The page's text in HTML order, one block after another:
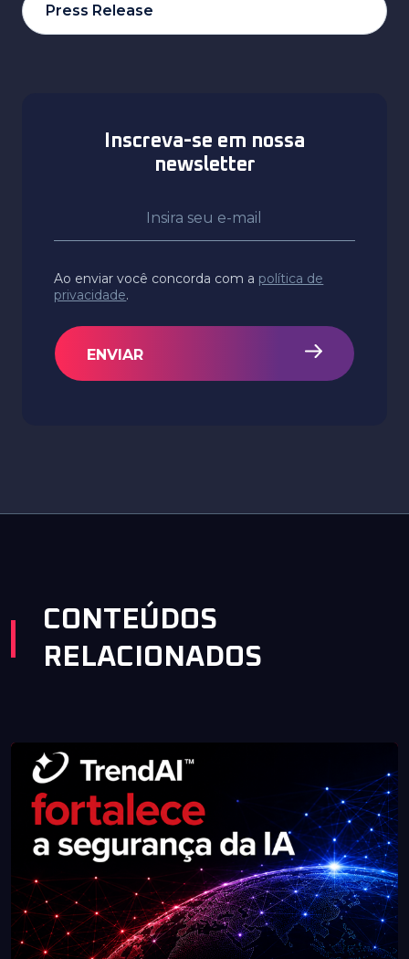
Press Release
Inscreva-se em nossa
newsletter
Ao enviar você concorda com a política de
privacidade.
ENVIAR
CONTEÚDOS
RELACIONADOS